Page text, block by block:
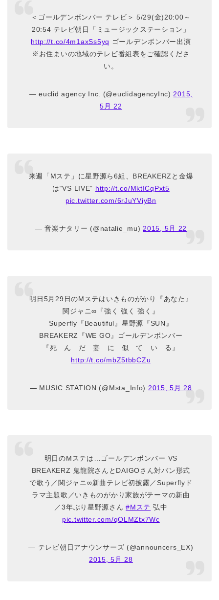
＜ゴールデンボンバー テレビ＞ 5/29(金)20:00～
20:54 テレビ朝日「ミュージックステーション」
http://t.co/4m1axSs5yq ゴールデンボンバー出演
※お住まいの地域のテレビ番組表をご確認くださ
い。
— euclid agency Inc. (@euclidagencyInc) 2015,
5月 22
来週「Mステ」に星野源ら6組、BREAKERZと金爆
は“VS LIVE” http://t.co/MktICqPxt5
pic.twitter.com/6rJuYViyBn
— 音楽ナタリー (@natalie_mu)2015, 5月 22
明日5月29日のMステはいきものがかり『あなた』
関ジャニ∞『強く 強く 強く』
Superfly『Beautiful』星野源『SUN』
BREAKERZ『WE GO』ゴールデンボンバー
『死 ん だ 妻 に 似 て い る』
http://t.co/mbZ5tbbCZu
— MUSIC STATION (@Msta_Info) 2015, 5月 28
明日のMステは…ゴールデンボンバー VS
BREAKERZ 鬼龍院さんとDAIGOさん対バン形式
で歌う／関ジャニ∞新曲テレビ初披露／Superflyド
ラマ主題歌／いきものがかり家族がテーマの新曲
／3年ぶり星野源さん#Mステ 弘中
pic.twitter.com/qOLMZtx7Wc
— テレビ朝日アナウンサーズ (@announcers_EX)
2015, 5月 28